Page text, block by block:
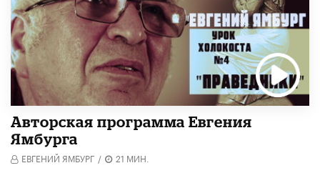
Авторская программа Евгения
Ямбурга
ЕВГЕНИЙ ЯМБУРГ / 21 МИН.